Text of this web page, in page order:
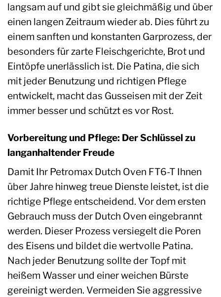
langsam auf und gibt sie gleichmäßig und über
einen langen Zeitraum wieder ab. Dies führt zu
einem sanften und konstanten Garprozess, der
besonders für zarte Fleischgerichte, Brot und
Eintöpfe unerlässlich ist. Die Patina, die sich
mit jeder Benutzung und richtigen Pflege
entwickelt, macht das Gusseisen mit der Zeit
immer besser und schützt es vor Rost.
Vorbereitung und Pflege: Der Schlüssel zu
langanhaltender Freude
Damit Ihr Petromax Dutch Oven FT6-T Ihnen
über Jahre hinweg treue Dienste leistet, ist die
richtige Pflege entscheidend. Vor dem ersten
Gebrauch muss der Dutch Oven eingebrannt
werden. Dieser Prozess versiegelt die Poren
des Eisens und bildet die wertvolle Patina.
Nach jeder Benutzung sollte der Topf mit
heißem Wasser und einer weichen Bürste
gereinigt werden. Vermeiden Sie aggressive